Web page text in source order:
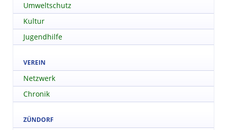
Umweltschutz
Kultur
Jugendhilfe
VEREIN
Netzwerk
Chronik
ZÜNDORF